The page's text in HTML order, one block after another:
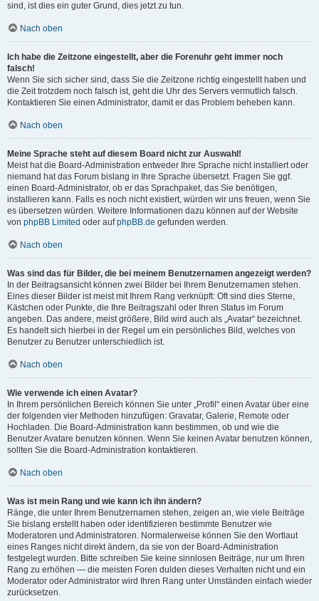
sind, ist dies ein guter Grund, dies jetzt zu tun.
Nach oben
Ich habe die Zeitzone eingestellt, aber die Forenuhr geht immer noch
falsch!
Wenn Sie sich sicher sind, dass Sie die Zeitzone richtig eingestellt haben und
die Zeit trotzdem noch falsch ist, geht die Uhr des Servers vermutlich falsch.
Kontaktieren Sie einen Administrator, damit er das Problem beheben kann.
Nach oben
Meine Sprache steht auf diesem Board nicht zur Auswahl!
Meist hat die Board-Administration entweder Ihre Sprache nicht installiert oder
niemand hat das Forum bislang in Ihre Sprache übersetzt. Fragen Sie ggf.
einen Board-Administrator, ob er das Sprachpaket, das Sie benötigen,
installieren kann. Falls es noch nicht existiert, würden wir uns freuen, wenn Sie
es übersetzen würden. Weitere Informationen dazu können auf der Website
von phpBB Limited oder aufphpBB.de gefunden werden.
Nach oben
Was sind das für Bilder, die bei meinem Benutzernamen angezeigt werden?
In der Beitragsansicht können zwei Bilder bei Ihrem Benutzernamen stehen.
Eines dieser Bilder ist meist mit Ihrem Rang verknüpft: Oft sind dies Sterne,
Kästchen oder Punkte, die Ihre Beitragszahl oder Ihren Status im Forum
angeben. Das andere, meist größere, Bild wird auch als „Avatar“ bezeichnet.
Es handelt sich hierbei in der Regel um ein persönliches Bild, welches von
Benutzer zu Benutzer unterschiedlich ist.
Nach oben
Wie verwende ich einen Avatar?
In Ihrem persönlichen Bereich können Sie unter „Profil“ einen Avatar über eine
der folgenden vier Methoden hinzufügen: Gravatar, Galerie, Remote oder
Hochladen. Die Board-Administration kann bestimmen, ob und wie die
Benutzer Avatare benutzen können. Wenn Sie keinen Avatar benutzen können,
sollten Sie die Board-Administration kontaktieren.
Nach oben
Was ist mein Rang und wie kann ich ihn ändern?
Ränge, die unter Ihrem Benutzernamen stehen, zeigen an, wie viele Beiträge
Sie bislang erstellt haben oder identifizieren bestimmte Benutzer wie
Moderatoren und Administratoren. Normalerweise können Sie den Wortlaut
eines Ranges nicht direkt ändern, da sie von der Board-Administration
festgelegt wurden. Bitte schreiben Sie keine sinnlosen Beiträge, nur um Ihren
Rang zu erhöhen — die meisten Foren dulden dieses Verhalten nicht und ein
Moderator oder Administrator wird Ihren Rang unter Umständen einfach wieder
zurücksetzen.